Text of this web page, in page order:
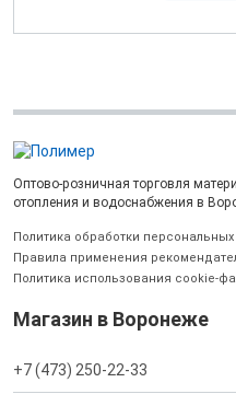
Оптово-розничная торговля
отопления и водоснабжения в
Политика обработки
Правила применения
Политика использования cookie-
Магазин в Воронеже
+7 (473) 250-22-33